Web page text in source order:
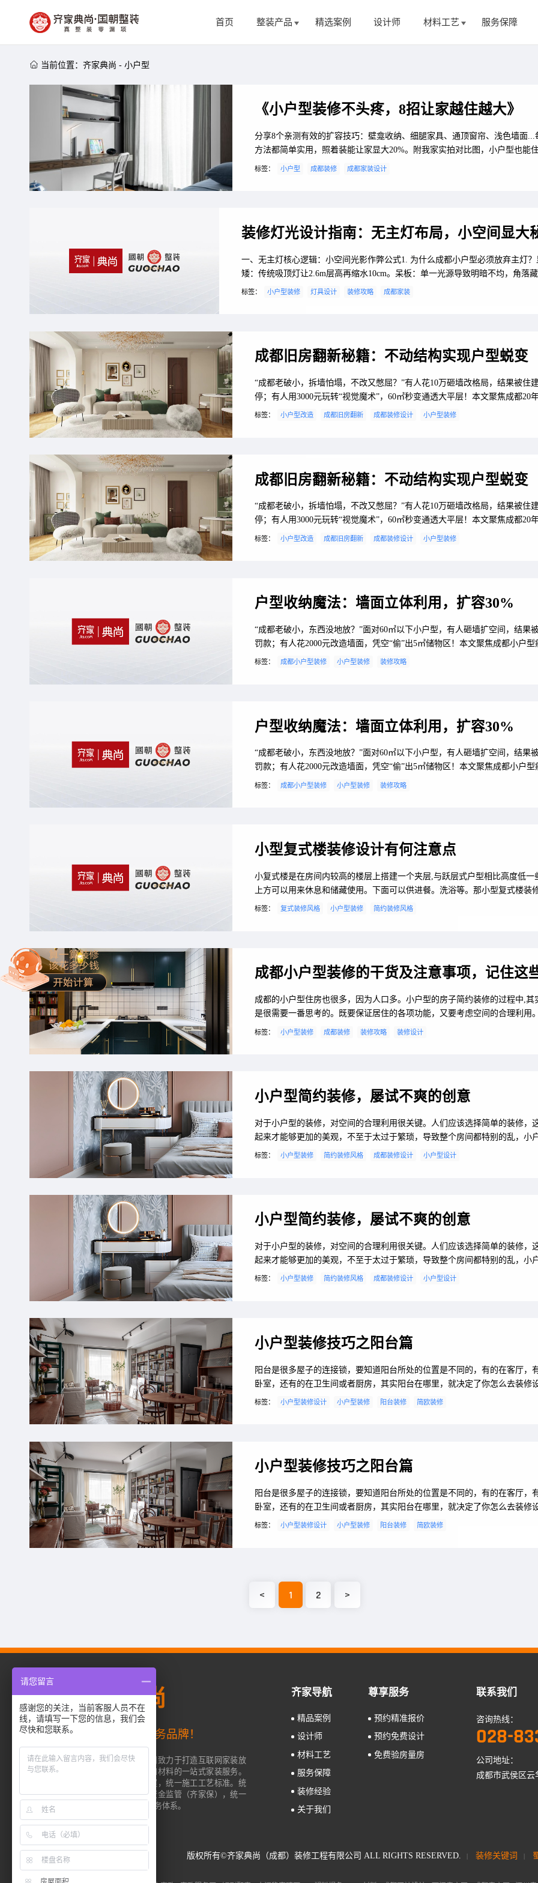
首页 整装产品 精选案例 设计师 材料工艺 服务保障
 当前位置： 齐家典尚 -小户型
《小户型装修不头疼，8招让家越住越大》
分享8个亲测有效的扩容技巧：壁龛收纳、细腿家具、通顶窗帘、浅色墙面...
方法都简单实用，照着装能让家显大20%。附我家实拍对比图，小户型也能住
敞舒适！
标签： 小户型 成都装修 成都家装设计
装修灯光设计指南：无主灯布局，小空间显大
一、无主灯核心逻辑：小空间光影作弊公式1. 为什么成都小户型必须放弃主灯？
矮：传统吸顶灯让2.6m层高再缩水10cm。呆板：单一光源导致明暗不均，角落藏
垢。费钱：大功率主灯电费翻倍，开灯即“烤箱”。2. 无主灯三大核心法则法则1：
标签： 小户型装修 灯具设计 装修攻略 成都家装
成都旧房翻新秘籍：不动结构实现户型蜕变
“成都老破小，拆墙怕塌，不改又憋屈？”有人花10万砸墙改格局，结果被住
停；有人用3000元玩转“视觉魔术”，60㎡秒变通透大平层！本文聚焦成都20年
房改造，从地面分区、灯光重组到家具变形术，教你不动一砖一瓦破解户型硬
标签： 小户型改造 成都旧房翻新 成都装修设计 小户型装修
成都旧房翻新秘籍：不动结构实现户型蜕变
“成都老破小，拆墙怕塌，不改又憋屈？”有人花10万砸墙改格局，结果被住
停；有人用3000元玩转“视觉魔术”，60㎡秒变通透大平层！本文聚焦成都20
房改造，从地面分区、灯光重组到家具变形术，教你不动一砖一瓦破解户型硬
标签： 小户型改造 成都旧房翻新 成都装修设计 小户型装修
户型收纳魔法：墙面立体利用，扩容30%
“成都老破小，东西没地放？”面对60㎡以下小户型，有人砸墙扩空间，结果
罚款；有人花2000元改造墙面，凭空“偷”出5㎡储物区！本文聚焦成都小户型
点，从挂墙系统、隐形柜体到低成本DIY神器，拆解如何用1㎡墙面实现收纳翻
标签： 成都小户型装修 小户型装修 装修攻略
户型收纳魔法：墙面立体利用，扩容30%
“成都老破小，东西没地放？”面对60㎡以下小户型，有人砸墙扩空间，结果
罚款；有人花2000元改造墙面，凭空“偷”出5㎡储物区！本文聚焦成都小户型
点，从挂墙系统、隐形柜体到低成本DIY神器，拆解如何用1㎡墙面实现收纳翻
标签： 成都小户型装修 小户型装修 装修攻略
小型复式楼装修设计有何注意点
小复式楼是在房间内较高的楼层上搭建一个夹层,与跃层式户型相比高度低一
上方可以用来休息和储藏使用。下面可以供进餐。洗浴等。那小型复式楼装修
简约如何设计?下面我们就一起来看看小型复式楼设计方法以及复式楼装修注
标签： 复式装修风格 小户型装修 简约装修风格
成都小户型装修的干货及注意事项，记住这
成都的小户型住房也很多，因为人口多。小户型的房子简约装修的过程中,其
是很需要一番思考的。既要保证居住的各项功能，又要考虑空间的合理利用。
注意的事项也有多,那么小户型简约装修的注意事项有哪些,小户型简约装修的
标签： 小户型装修 成都装修 装修攻略 装修设计
小户型简约装修，屡试不爽的创意
对于小户型的装修，对空间的合理利用很关键。人们应该选择简单的装修，
起来才能够更加的美观，不至于太过于繁琐，导致整个房间都特别的乱，小户
约装修特征很多，人们在进行装修之前都是想要知道的，了解好之后再去选择
标签： 小户型装修 简约装修风格 成都装修设计 小户型设计
小户型简约装修，屡试不爽的创意
对于小户型的装修，对空间的合理利用很关键。人们应该选择简单的装修，
起来才能够更加的美观，不至于太过于繁琐，导致整个房间都特别的乱，小户
约装修特征很多，人们在进行装修之前都是想要知道的，了解好之后再去选择
标签： 小户型装修 简约装修风格 成都装修设计 小户型设计
小户型装修技巧之阳台篇
阳台是很多屋子的连接锁，要知道阳台所处的位置是不同的，有的在客厅，
卧室，还有的在卫生间或者厨房，其实阳台在哪里，就决定了你怎么去装修设
但是大部分在设计阳台的时候都会选择简约的风格，下面就是小编对阳台简约
标签： 小户型装修设计 小户型装修 阳台装修 简欧装修
小户型装修技巧之阳台篇
阳台是很多屋子的连接锁，要知道阳台所处的位置是不同的，有的在客厅，
卧室，还有的在卫生间或者厨房，其实阳台在哪里，就决定了你怎么去装修设
但是大部分在设计阳台的时候都会选择简约的风格，下面就是小编对阳台简约
标签： 小户型装修设计 小户型装修 阳台装修 简欧装修
< 1 2 >
成都齐家典尚
齐家网旗下一站式整装服务品牌！
齐家典尚（成都）装修工程有限公司致力于打造互联网家装放
心品牌，为用户提供从设计、施工和材料的一站式家装服务。
齐家典尚使用齐家网标准的服务流程，统一施工工艺标准。统
一工地监管，统一正品材料，统一资金监管（齐家保），统一
产品价格，同时建立了完善的售后服务体系。
齐家导航
精品案例
设计师
材料工艺
服务保障
装修经验
关于我们
尊享服务
预约精准报价
预约免费设计
免费验房量房
联系我们
咨询热线：
028-
公司地址：
成都市武侯区云
版权所有©齐家典尚（成都）装修工程有限公司 ALL RIGHTS RESERVED. 装修关键词
请您留言
感谢您的关注，当前客服人员不在
线，请填写一下您的信息，我们会
尽快和您联系。